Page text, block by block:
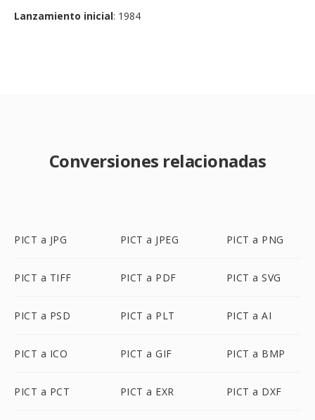
Lanzamiento inicial: 1984
Conversiones relacionadas
PICT a JPG PICT a JPEG PICT a PNG
PICT a TIFF PICT a PDF PICT a SVG
PICT a PSD PICT a PLT PICT a AI
PICT a ICO PICT a GIF PICT a BMP
PICT a PCT PICT a EXR PICT a DXF